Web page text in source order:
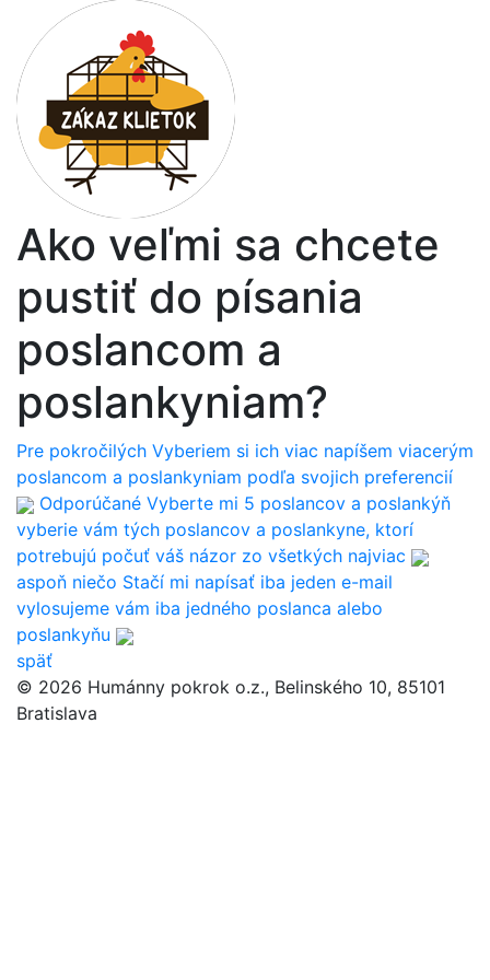
Ako veľmi sa chcete
pustiť do písania
poslancom a
poslankyniam?
Pre pokročilých Vyberiem si ich viac napíšem viacerým
poslancom a poslankyniam podľa svojich preferencií
Odporúčané Vyberte mi 5 poslancov a poslankýň
vyberie vám tých poslancov a poslankyne, ktorí
potrebujú počuť váš názor zo všetkých najviac
aspoň niečo Stačí mi napísať iba jeden e-mail
vylosujeme vám iba jedného poslanca alebo
poslankyňu
späť
© 2026 Humánny pokrok o.z., Belinského 10, 85101
Bratislava